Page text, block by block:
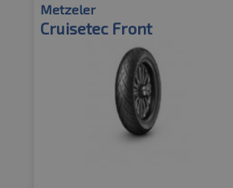
Metzeler
Cruisetec Front